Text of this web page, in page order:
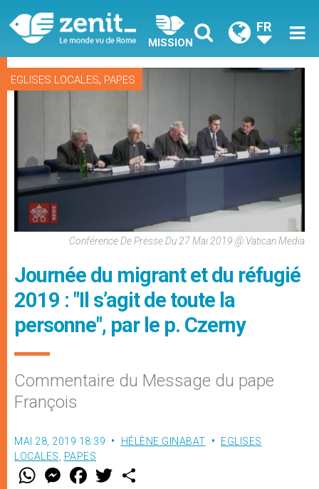
MISSION
FR
EGLISES LOCALES, PAPES
Conférence De Presse Du 27 Mai 2019 @ Vatican Media
Journée du migrant et du réfugié
2019 : "Il s’agit de toute la
personne", par le p. Czerny
Commentaire du Message du pape
François
MAI 28, 2019 18:39 HÉLÈNE GINABAT
EGLISES
LOCALES
PAPES
W M
e
F
a w